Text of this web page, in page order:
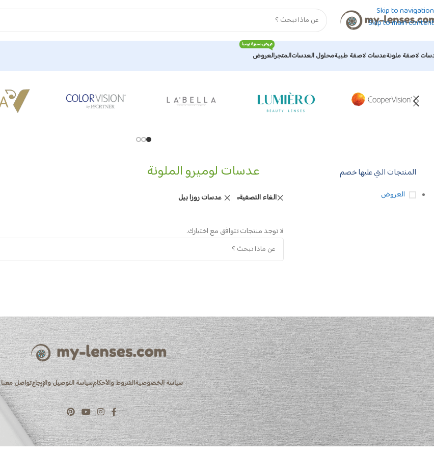
Skip to navigation
Skip to main content
لاصقة ملونةعدسات لاصقة طبيةمحلول العدساتالمتجرالعروض
عروض مميزة يوميا
المنتجات التي عليها خصم
العروض
عدسات لوميرو الملونة
الغاء التصفية عدسات روزا بيل
لا توجد منتجات تتوافق مع اختيارك.
سياسة الخصوصيةالشروط والأحكامسياسة التوصيل والإرجاعتواصل معنا